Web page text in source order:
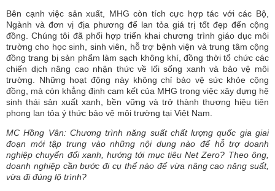
Bên cạnh việc sản xuất, MHG còn tích cực hợp tác với các Bộ,
Ngành và đơn vị địa phương để lan tỏa giá trị tốt đẹp đến cộng
đồng. Chúng tôi đã phối hợp triển khai chương trình giáo dục môi
trường cho học sinh, sinh viên, hỗ trợ bệnh viện và trung tâm cộng
đồng trang bị sản phẩm làm sạch không khí, đồng thời tổ chức các
chiến dịch nâng cao nhận thức về lối sống xanh và bảo vệ môi
trường. Những hoạt động này không chỉ bảo vệ sức khỏe cộng
đồng, mà còn khẳng định cam kết của MHG trong việc xây dựng hệ
sinh thái sản xuất xanh, bền vững và trở thành thương hiệu tiên
phong lan tỏa ý thức bảo vệ môi trường tại Việt Nam.
MC Hồng Vân: Chương trình năng suất chất lượng quốc gia giai
đoạn mới tập trung vào những nội dung nào để hỗ trợ doanh
nghiệp chuyển đổi xanh, hướng tới mục tiêu Net Zero? Theo ông,
doanh nghiệp cần bước đi cụ thể nào để vừa nâng cao năng suất,
vừa đi đúng lộ trình?